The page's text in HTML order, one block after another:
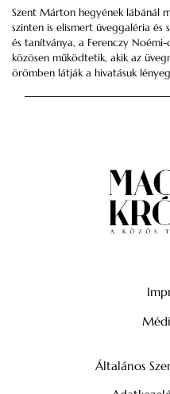
Szent Márton hegyének lábánál
szinten is elismert üveggaléria
és tanítványa, a Ferenczy
közösen működtetik, akik az
örömben látják a hivatásuk
Általános